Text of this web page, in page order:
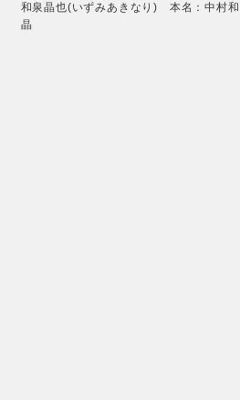
和泉晶也(いずみあきなり) 本名：中村和
晶